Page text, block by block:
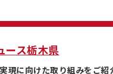
ース栃木県
現に向けた取り組みをご紹